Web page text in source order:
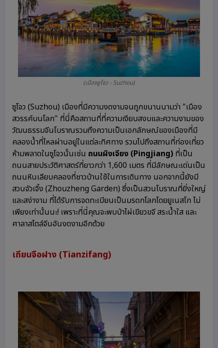
(เมืองซูโจว - Suzhou)
ซูโจว (Suzhou) เมืองที่มีความงดงามจนถูกขนานนามว่า "เมือง
สวรรค์บนโลก" ที่นี่คือสถานที่ที่ความเงียบสงบและความงามของ
วัฒนธรรมจีนโบราณรวมถึงความเป็นเอกลักษณ์ของเมืองที่มี
คลองน้ำที่ไหลผ่านอยู่ในแต่ละทิศทาง รวมไปถึงสถานที่ท่องเที่ยว
ห้ามพลาดในซูโจวนั้นเช่น ถนนผิงเจียง (Pingjiang)ที่เป็น
ถนนสายประวัติศาสตร์ที่ยาวกว่า 1,600 เมตร ที่มีลักษณะเด่นเป็น
ถนนหินเลียบคลองที่ชาวบ้านใช้ในการเดินทาง นอกจากนี้ยังมี
สวนจัวเจิ้ง (Zhouzheng Garden) ซึ่งเป็นสวนโบราณที่ยิ่งใหญ่
และสง่างาม ที่ได้รับการจดทะเบียนเป็นมรดกโลกโดยยูเนสโก ไม่
เพียงเท่านั้นนะ! เพราะที่นี่คุณจะพบป่าไผ่เขียวขจี สระน้ำใส และ
ศาลาสไตล์จีนอันงดงามอีกด้วย
เถียนจือฝาง (Tianzifang)